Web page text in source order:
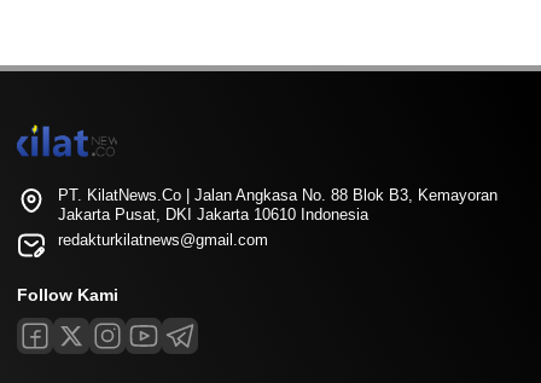
PT. KilatNews.Co | Jalan Angkasa No. 88 Blok B3, Kemayoran
Jakarta Pusat, DKI Jakarta 10610 Indonesia
redakturkilatnews@gmail.com
Follow Kami